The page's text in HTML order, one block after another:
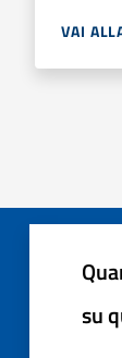
VAI
su